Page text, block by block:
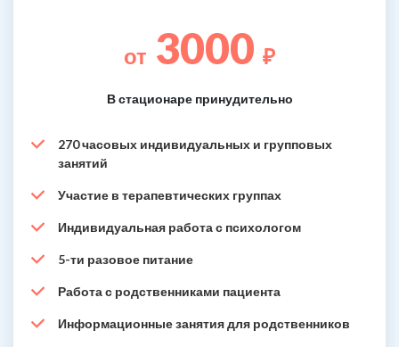
от 3000 ₽
В стационаре принудительно
270 часовых индивидуальных и групповых
занятий
Участие в терапевтических группах
Индивидуальная работа с психологом
5-ти разовое питание
Работа с родственниками пациента
Информационные занятия для родственников